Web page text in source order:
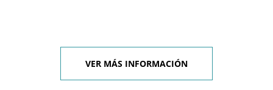
VER MÁS INFORMACIÓN